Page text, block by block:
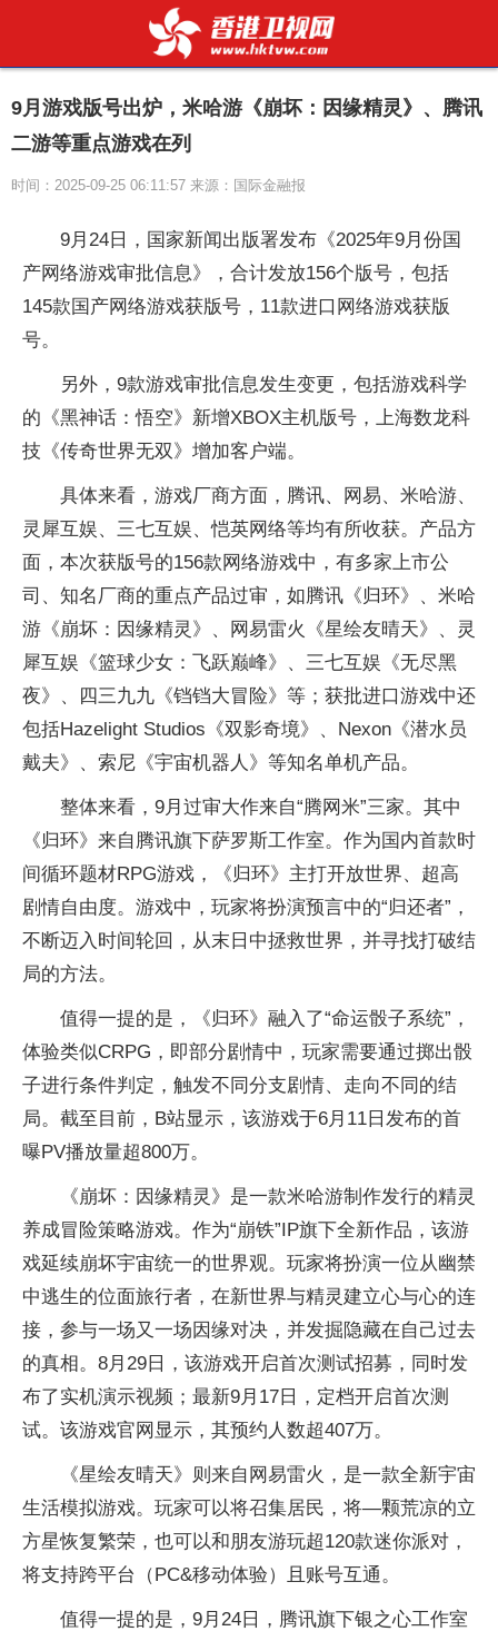
9月游戏版号出炉，米哈游《崩坏：因缘精灵》、腾讯
二游等重点游戏在列
时间：2025-09-25 06:11:57 来源：国际金融报
9月24日，国家新闻出版署发布《2025年9月份国
产网络游戏审批信息》，合计发放156个版号，包括
145款国产网络游戏获版号，11款进口网络游戏获版
号。
另外，9款游戏审批信息发生变更，包括游戏科学
的《黑神话：悟空》新增XBOX主机版号，上海数龙科
技《传奇世界无双》增加客户端。
具体来看，游戏厂商方面，腾讯、网易、米哈游、
灵犀互娱、三七互娱、恺英网络等均有所收获。产品方
面，本次获版号的156款网络游戏中，有多家上市公
司、知名厂商的重点产品过审，如腾讯《归环》、米哈
游《崩坏：因缘精灵》、网易雷火《星绘友晴天》、灵
犀互娱《篮球少女：飞跃巅峰》、三七互娱《无尽黑
夜》、四三九九《铛铛大冒险》等；获批进口游戏中还
包括Hazelight Studios《双影奇境》、Nexon《潜水员
戴夫》、索尼《宇宙机器人》等知名单机产品。
整体来看，9月过审大作来自“腾网米”三家。其中
《归环》来自腾讯旗下萨罗斯工作室。作为国内首款时
间循环题材RPG游戏，《归环》主打开放世界、超高
剧情自由度。游戏中，玩家将扮演预言中的“归还者”，
不断迈入时间轮回，从末日中拯救世界，并寻找打破结
局的方法。
值得一提的是，《归环》融入了“命运骰子系统”，
体验类似CRPG，即部分剧情中，玩家需要通过掷出骰
子进行条件判定，触发不同分支剧情、走向不同的结
局。截至目前，B站显示，该游戏于6月11日发布的首
曝PV播放量超800万。
《崩坏：因缘精灵》是一款米哈游制作发行的精灵
养成冒险策略游戏。作为“崩铁”IP旗下全新作品，该游
戏延续崩坏宇宙统一的世界观。玩家将扮演一位从幽禁
中逃生的位面旅行者，在新世界与精灵建立心与心的连
接，参与一场又一场因缘对决，并发掘隐藏在自己过去
的真相。8月29日，该游戏开启首次测试招募，同时发
布了实机演示视频；最新9月17日，定档开启首次测
试。该游戏官网显示，其预约人数超407万。
《星绘友晴天》则来自网易雷火，是一款全新宇宙
生活模拟游戏。玩家可以将召集居民，将—颗荒凉的立
方星恢复繁荣，也可以和朋友游玩超120款迷你派对，
将支持跨平台（PC&移动体验）且账号互通。
值得一提的是，9月24日，腾讯旗下银之心工作室